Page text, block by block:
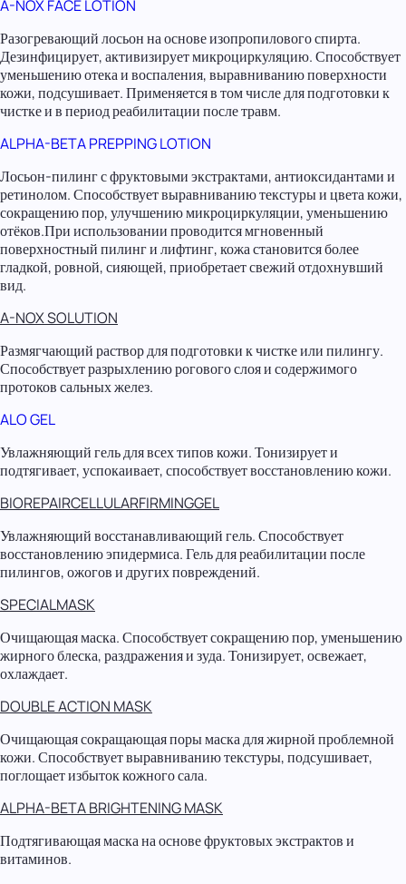
A-NOX FACE LOTION
Разогревающий лосьон на основе изопропилового спирта.
Дезинфицирует, активизирует микроциркуляцию. Способствует
уменьшению отека и воспаления, выравниванию поверхности
кожи, подсушивает. Применяется в том числе для подготовки к
чистке и в период реабилитации после травм.
ALPHA-BETA PREPPING LOTION
Лосьон-пилинг с фруктовыми экстрактами, антиоксидантами и
ретинолом. Способствует выравниванию текстуры и цвета кожи,
сокращению пор, улучшению микроциркуляции, уменьшению
отёков.При использовании проводится мгновенный
поверхностный пилинг и лифтинг, кожа становится более
гладкой, ровной, сияющей, приобретает свежий отдохнувший
вид.
A-NOX SOLUTION
Размягчающий раствор для подготовки к чистке или пилингу.
Способствует разрыхлению рогового слоя и содержимого
протоков сальных желез.
ALO GEL
Увлажняющий гель для всех типов кожи. Тонизирует и
подтягивает, успокаивает, способствует восстановлению кожи.
BIOREPAIRCELLULARFIRMINGGEL
Увлажняющий восстанавливающий гель. Способствует
восстановлению эпидермиса. Гель для реабилитации после
пилингов, ожогов и других повреждений.
SPECIALMASK
Очищающая маска. Способствует сокращению пор, уменьшению
жирного блеска, раздражения и зуда. Тонизирует, освежает,
охлаждает.
DOUBLE ACTION MASK
Очищающая сокращающая поры маска для жирной проблемной
кожи. Способствует выравниванию текстуры, подсушивает,
поглощает избыток кожного сала.
ALPHA-BETA BRIGHTENING MASK
Подтягивающая маска на основе фруктовых экстрактов и
витаминов.